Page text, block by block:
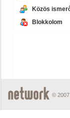
Közös
Blokkolom
© 2007